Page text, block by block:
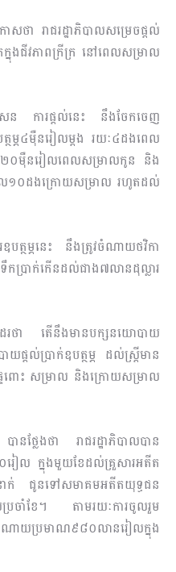
ា រាជរដ្ឋាភិបាលសម្រេចផ្តល់
ក្នុងជីវភាពក្រីក្រ នៅពេលសម្រាល
ការផ្តល់នេះ នឹងចែកចេញ
ភ៤ម៉ឺនរៀលម្តង រយៈ៤ដងពេល
០ម៉ឺនរៀលពេលសម្រាលកូន និង
១០ដងក្រោយសម្រាល រហូតដល់
ត្ថម្ភនេះ នឹងត្រូវចំណាយថវិកា
ប្រាក់កើនដល់ជាង៧លានដុល្លារ
រថា តើនឹងមានបក្សនយោបាយ
តល់ប្រាក់ឧបត្ថម្ភ ដល់ស្រ្តីមាន
ៃពោះ សម្រាល និងក្រោយសម្រាល
ែងថា រាជរដ្ឋាភិបាលបាន
រៀល ក្នុងមួយខែដល់គ្រួសារអតីត
ក់ ជូនទៅសមាគមអតីតយុទ្ធជន
ចាំខែ។ តាមរយៈការចូលរួម
ចំណាយប្រមាណ៩៨០លានរៀលក្នុង